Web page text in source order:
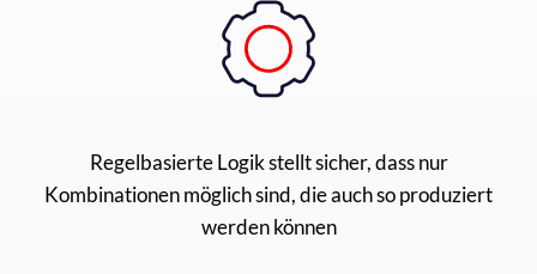
Regelbasierte Logik stellt sicher, dass nur
Kombinationen möglich sind, die auch so produziert
werden können